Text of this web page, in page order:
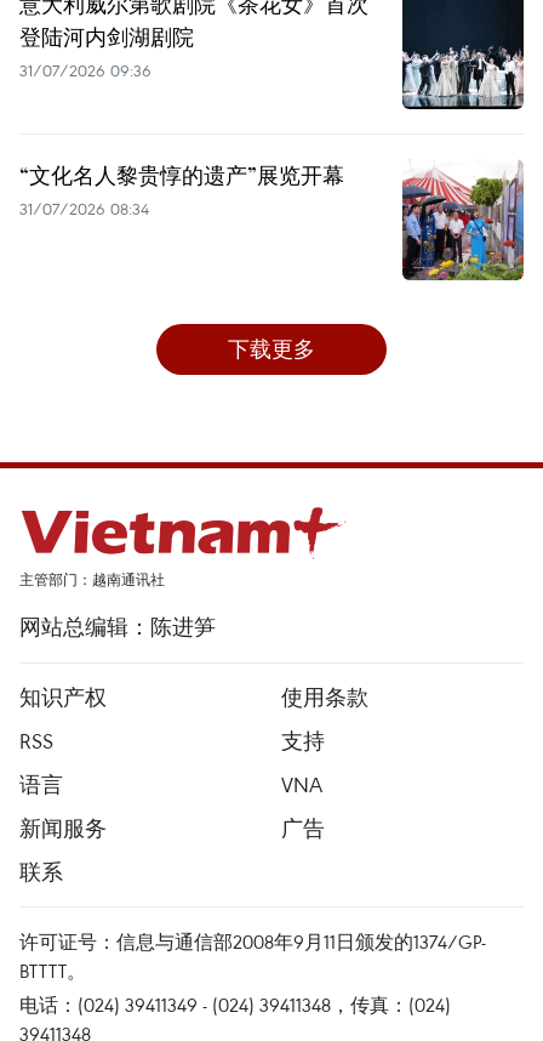
登陆河内剑湖剧院
31/07/2026 09:36
“文化名人黎贵惇的遗产”展览开幕
31/07/2026 08:34
下载更多
主管部门：越南通讯社
网站总编辑：陈进笋
知识产权
使用条款
RSS
支持
语言
VNA
新闻服务
广告
联系
许可证号：信息与通信部2008年9月11日颁发的1374/GP-
BTTTT。
电话：(024) 39411349 - (024) 39411348，传真：(024)
39411348